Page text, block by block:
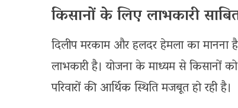
किसानों के लिए लाभकारी
दिलीप मरकाम और हलदर हेमला का
लाभकारी है। योजना के माध्यम से किसानों
परिवारों की आर्थिक स्थिति मजबूत हो रही है।